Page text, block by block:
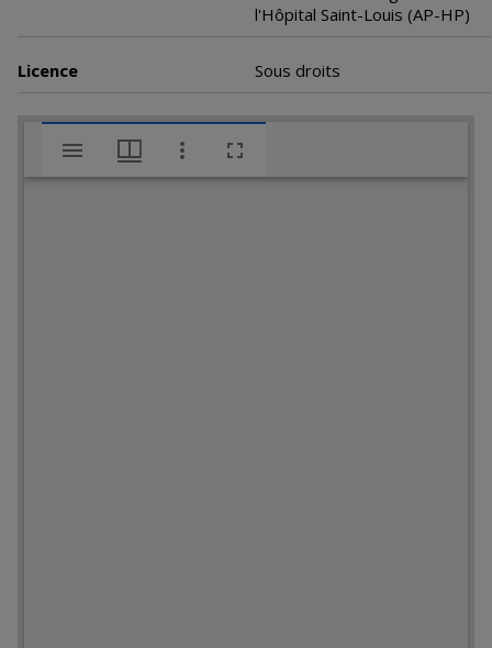
l'Hôpital Saint-Louis (AP-HP)
Licence Sous droits
V
Pemphigus foliaceus